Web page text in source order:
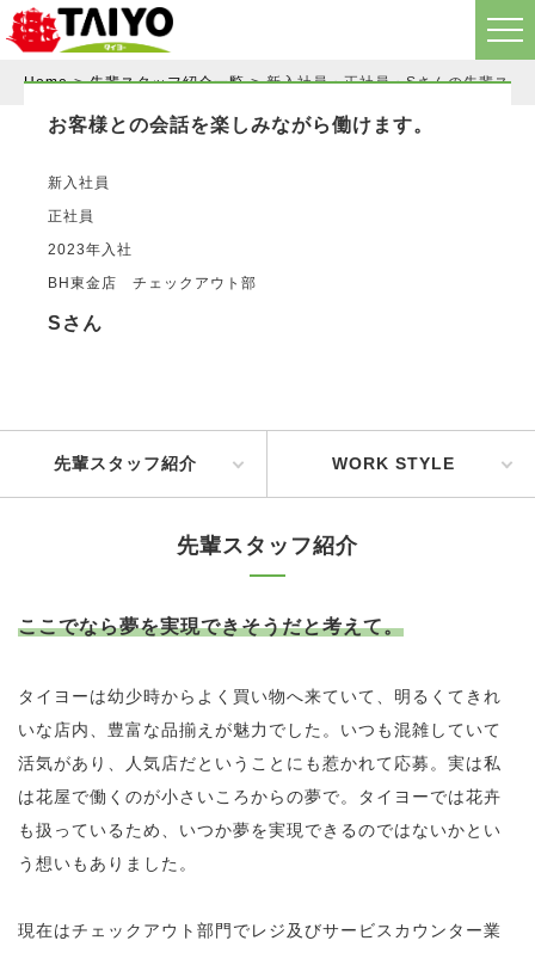
Home 先輩スタッフ紹介一覧 新入社員・正社員・Sさんの先輩スタ
お客様との会話を楽しみながら働けます。
新入社員
正社員
2023年入社
BH東金店 チェックアウト部
Sさん
先輩スタッフ紹介 WORK STYLE
先輩スタッフ紹介
ここでなら夢を実現できそうだと考えて。
タイヨーは幼少時からよく買い物へ来ていて、明るくてきれ
いな店内、豊富な品揃えが魅力でした。いつも混雑していて
活気があり、人気店だということにも惹かれて応募。実は私
は花屋で働くのが小さいころからの夢で。タイヨーでは花卉
も扱っているため、いつか夢を実現できるのではないかとい
う想いもありました。
現在はチェックアウト部門でレジ及びサービスカウンター業